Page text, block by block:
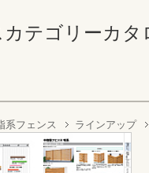
テゴリーカタ
系フェンス ラインアップ